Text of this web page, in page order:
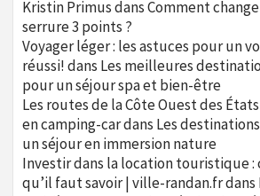
Kristin PrimusdansComment
serrure 3 points ?
Voyager léger : les astuces pour un
réussi!dans Les meilleures
pour un séjour spa et bien-être
Les routes de la Côte Ouest des
en camping-cardans Les
un séjour en immersion nature
Investir dans la location touristique :
qu’il faut savoir | ville-randan.frdans